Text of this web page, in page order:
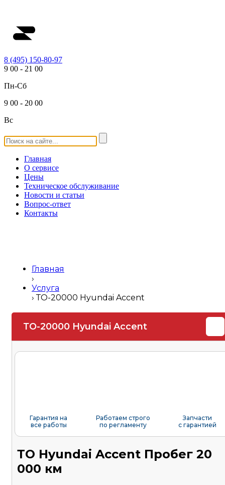
8 (495) 150-80-97
9 00 - 21 00
Пн-Сб
9 00 - 20 00
Вс
Главная
О сервисе
Цены
Техническое обслуживание
Новости и статьи
Вопрос-ответ
Контакты
Главная
›
Услуга
›ТО-20000 Hyundai Accent
ТО-20000 Hyundai Accent
Гарантия на
все работы
Работаем строго
по регламенту
Запчасти
с гарантией
ТО Hyundai Accent Пробег 20
000 км